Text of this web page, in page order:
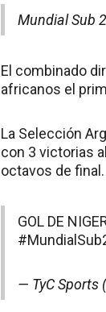
Mundial Sub
El combinado
africanos el
La Selección
con 3 victorias
octavos de final.
GOL DE
— TyC Sports